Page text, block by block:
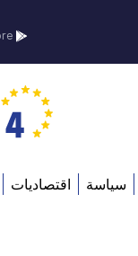
سياسة اقتصاديات